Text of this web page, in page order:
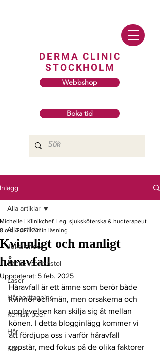
DERMA CLINIC
STOCKHOLM
Webbshop
Boka tid
Inlägg
Alla artiklar
Julkalender
Bäckenbottenstol
Laser
Hårborttagning
Kemisk peel
Hår
Kärl
Alla artiklar
Kvinnligt och manligt
håravfall
Michelle | Klinikchef, Leg. sjuksköterska & hudterapeut
8 okt. 2024 2 min läsning
Uppdaterat: 5 feb. 2025
Håravfall är ett ämne som berör både
kvinnor och män, men orsakerna och
upplevelsen kan skilja sig åt mellan
könen. I detta blogginlägg kommer vi
att fördjupa oss i varför håravfall
uppstår, med fokus på de olika faktorer